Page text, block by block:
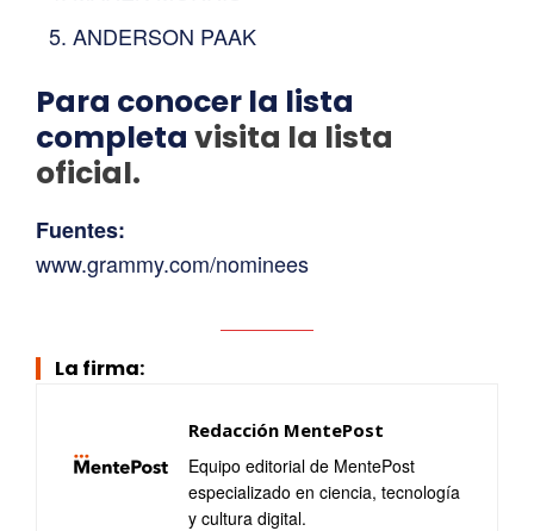
ANDERSON PAAK
Para conocer la lista
completa visita la lista
oficial.
Fuentes:
www.grammy.com/nominees
La firma:
Redacción MentePost
Equipo editorial de MentePost
especializado en ciencia, tecnología
y cultura digital.